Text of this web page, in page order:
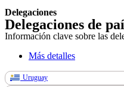
Delegaciones
Delegaciones de
Información clave sobre las
Más detalles
Uruguay